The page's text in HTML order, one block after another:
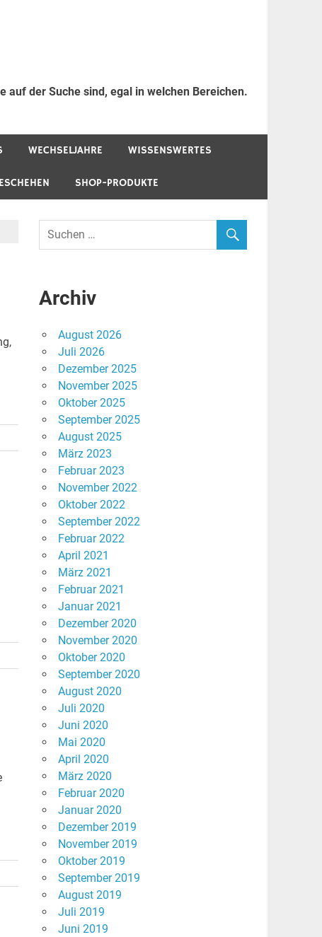
der Suche sind, egal in welchen Bereichen.
WECHSELJAHRE WISSENSWERTES
SHOP-PRODUKTE
Archiv
August 2026
Juli 2026
Dezember 2025
November 2025
Oktober 2025
September 2025
August 2025
März 2023
Februar 2023
November 2022
Oktober 2022
September 2022
Februar 2022
April 2021
März 2021
Februar 2021
Januar 2021
Dezember 2020
November 2020
Oktober 2020
September 2020
August 2020
Juli 2020
Juni 2020
Mai 2020
April 2020
März 2020
Februar 2020
Januar 2020
Dezember 2019
November 2019
Oktober 2019
September 2019
August 2019
Juli 2019
Juni 2019